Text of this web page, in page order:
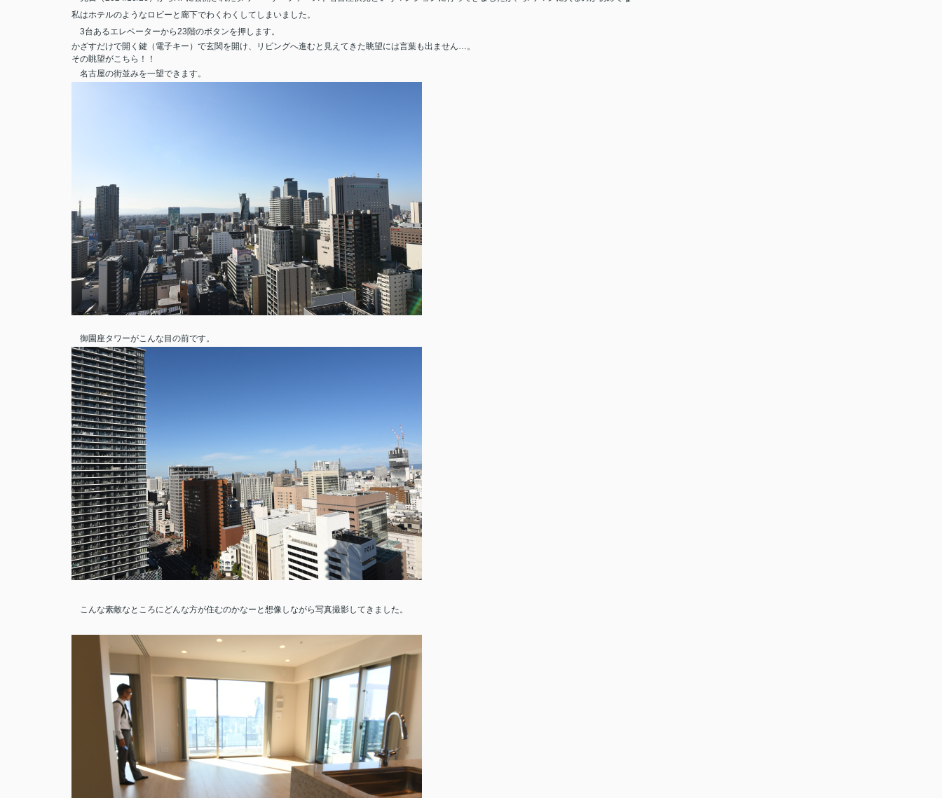
私はホテルのようなロビーと廊下でわくわくしてしまいました。
3台あるエレベーターから23階のボタンを押します。
かざすだけで開く鍵（電子キー）で玄関を開け、リビングへ進むと見えてきた眺望には言葉も出ません…。
その眺望がこちら！！
名古屋の街並みを一望できます。
御園座タワーがこんな目の前です。
こんな素敵なところにどんな方が住むのかなーと想像しながら写真撮影してきました。